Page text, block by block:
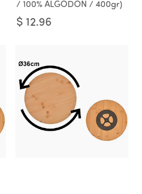
/ 100% ALGODON / 400gr)
$ 12.96